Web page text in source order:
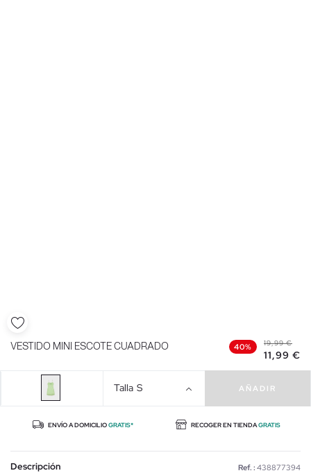
VESTIDO MINI ESCOTE CUADRADO 40% 19,99 €
11,99 €
Talla S AÑADIR
ENVÍO A DOMICILIOGRATIS* RECOGER EN TIENDAGRATIS
Descripción Ref. : 438877394